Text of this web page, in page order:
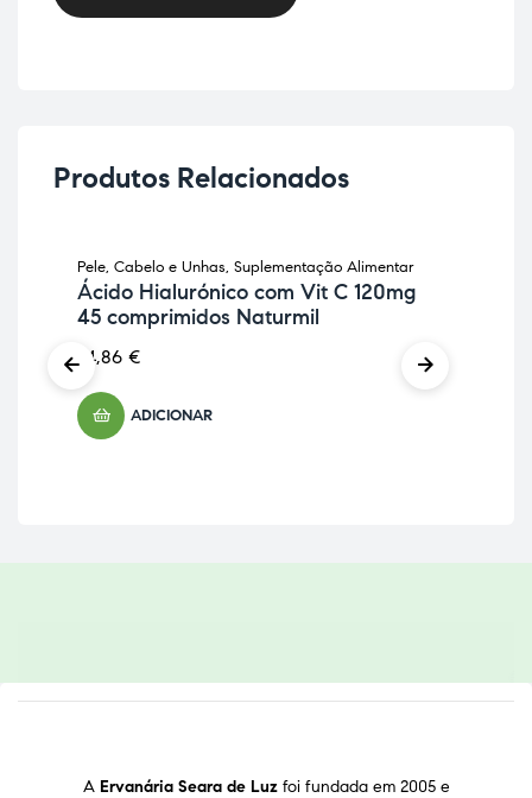
Produtos Relacionados
Pele, Cabelo e Unhas, Suplementação Alimentar
Ácido Hialurónico com Vit C 120mg
45 comprimidos Naturmil
24,86 €
ADICIONAR
A Ervanária Seara de Luz foi fundada em 2005 e